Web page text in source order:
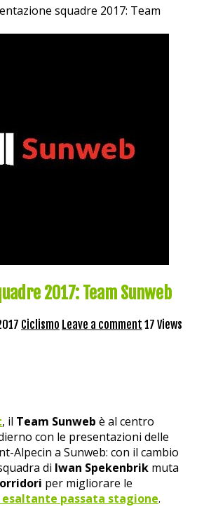
squadre 2017: Team
2017: Team Sunweb
Ciclismo Leave a comment 17 Views
, il Team Sunweb è al centro
con le presentazioni delle
Alpecin a Sunweb: con il cambio
di Iwan Spekenbrik muta
per migliorare le
esaltante passata stagione.